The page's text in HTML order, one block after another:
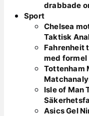
drabbade
Sport
Chelsea
Taktisk
Fahrenheit
med formel
Tottenham
Isle of Man
Asics Gel